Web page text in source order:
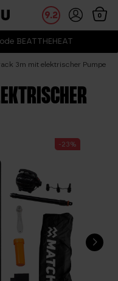
BEATTHEHEAT
9.2 0
3m mit elektrischer Pumpe
-23%